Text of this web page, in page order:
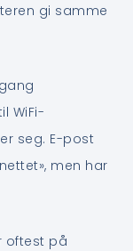
gi samme
WiFi-
seg. E-post
men har
oftest på